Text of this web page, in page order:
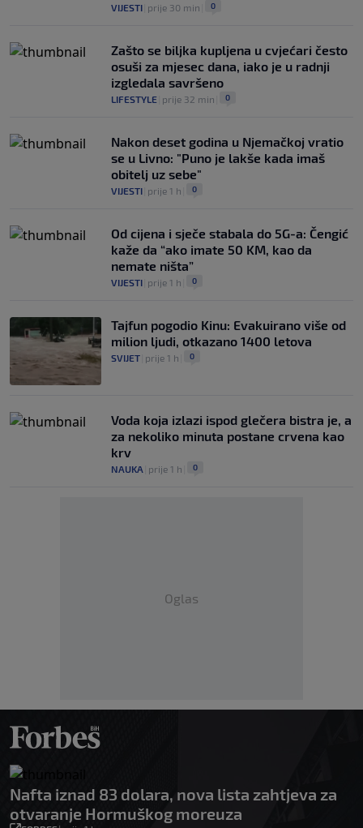
VIJESTI prije 30 min 0
Zašto se biljka kupljena u cvjećari često
osuši za mjesec dana, iako je u radnji
izgledala savršeno
LIFESTYLE prije 32 min 0
Nakon deset godina u Njemačkoj vratio
se u Livno: "Puno je lakše kada imaš
obitelj uz sebe"
VIJESTI prije 1 h 0
Od cijena i sječe stabala do 5G-a: Čengić
kaže da “ako imate 50 KM, kao da
nemate ništa”
VIJESTI prije 1 h 0
Tajfun pogodio Kinu: Evakuirano više od
milion ljudi, otkazano 1400 letova
SVIJET prije 1 h 0
Voda koja izlazi ispod glečera bistra je, a
za nekoliko minuta postane crvena kao
krv
NAUKA prije 1 h 0
Oglas
Nafta iznad 83 dolara, nova lista zahtjeva za
otvaranje Hormuškog moreuza